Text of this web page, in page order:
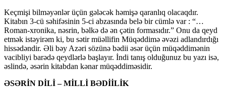
Keçmişi bilməyənlər üçün gələcək həmişə qaranlıq olacaqdır.
Kitabın 3-cü səhifəsinin 5-ci abzasında belə bir cümlə var : “…
Roman-xronika, nəsrin, bəlkə də ən çətin formasıdır.” Onu da qeyd
etmək istəyirəm ki, bu sətir müəllifin Müqəddimə əvəzi adlandırdığı
hissədəndir. Əli bəy Azəri sözünə bədii əsər üçün müqəddimənin
vacibliyi barədə qeydlərlə başlayır. İndi tanış olduğunuz bu yazı isə,
əslində, əsərin kitabdan kənar müqəddiməsidir.
ƏSƏRİN DİLİ – MİLLİ BƏDİİLİK